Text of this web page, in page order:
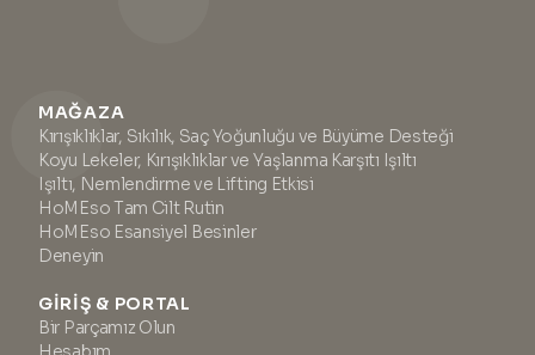
MAĞAZA
Kırışıklıklar, Sıkılık, Saç Yoğunluğu ve Büyüme Desteği
Koyu Lekeler, Kırışıklıklar ve Yaşlanma Karşıtı Işıltı
Işıltı, Nemlendirme ve Lifting Etkisi
HoMEso Tam Cilt Rutin
HoMEso Esansiyel Besinler
Deneyin
GIRIŞ & PORTAL
Bir Parçamız Olun